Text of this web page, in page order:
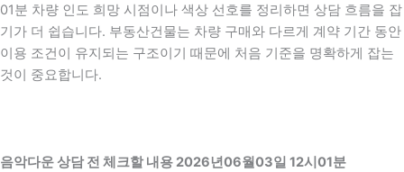
01분 차량 인도 희망 시점이나 색상 선호를 정리하면 상담 흐름을 잡
기가 더 쉽습니다. 부동산건물는 차량 구매와 다르게 계약 기간 동안
이용 조건이 유지되는 구조이기 때문에 처음 기준을 명확하게 잡는
것이 중요합니다.
음악다운 상담 전 체크할 내용 2026년06월03일 12시01분